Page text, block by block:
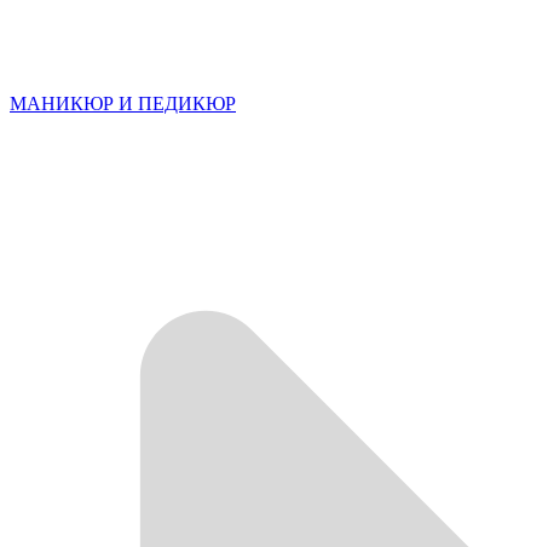
МАНИКЮР И ПЕДИКЮР